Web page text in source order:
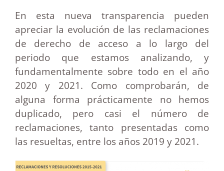
En esta nueva transparencia pueden
apreciar la evolución de las reclamaciones
de derecho de acceso a lo largo del
periodo que estamos analizando, y
fundamentalmente sobre todo en el año
2020 y 2021. Como comprobarán, de
alguna forma prácticamente no hemos
duplicado, pero casi el número de
reclamaciones, tanto presentadas como
las resueltas, entre los años 2019 y 2021.